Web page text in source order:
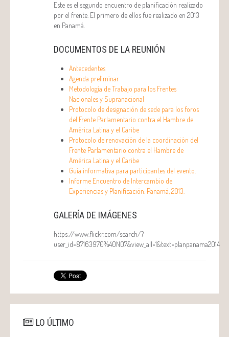
Este es el segundo encuentro de planificación realizado
por el frente. El primero de ellos fue realizado en 2013
en Panamá.
DOCUMENTOS DE LA REUNIÓN
Antecedentes
Agenda preliminar
Metodología de Trabajo para los Frentes
Nacionales y Supranacional
Protocolo de designación de sede para los foros
del Frente Parlamentario contra el Hambre de
América Latina y el Caribe
Protocolo de renovación de la coordinación del
Frente Parlamentario contra el Hambre de
América Latina y el Caribe
Guía informativa para participantes del evento.
Informe Encuentro de Intercambio de
Experiencias y Planificación. Panamá, 2013.
GALERÍA DE IMÁGENES
https://www.flickr.com/search/?
user_id=87163970%40N07&view_all=1&text=planpanama2014
LO ÚLTIMO